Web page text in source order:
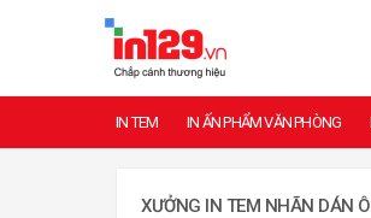
IN TEM IN ẤN PHẨM VĂN PHÒNG
XƯỞNG IN TEM NHÃN DÁN